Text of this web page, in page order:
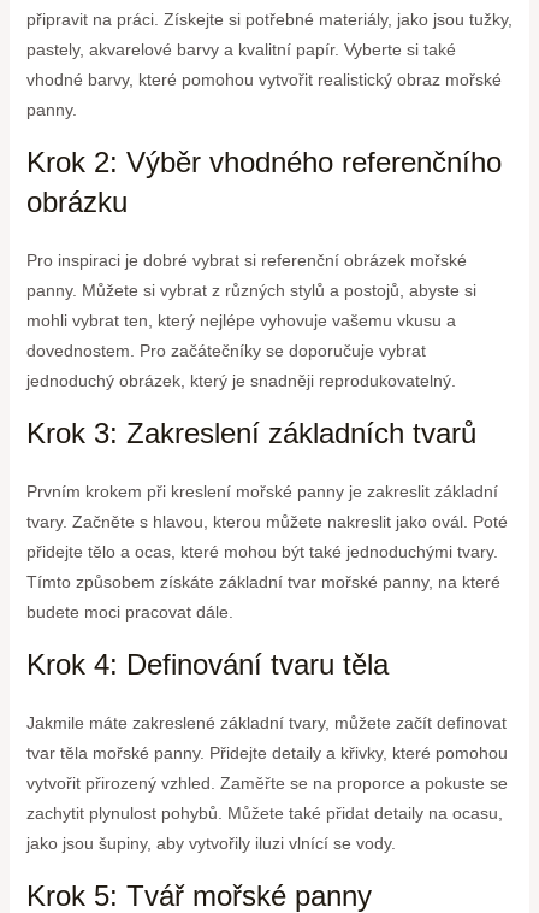
připravit na práci. Získejte si potřebné materiály, jako jsou tužky,
pastely, akvarelové barvy a kvalitní papír. Vyberte si také
vhodné barvy, které pomohou vytvořit realistický obraz mořské
panny.
Krok 2: Výběr vhodného referenčního
obrázku
Pro inspiraci je dobré vybrat si referenční obrázek mořské
panny. Můžete si vybrat z různých stylů a postojů, abyste si
mohli vybrat ten, který nejlépe vyhovuje vašemu vkusu a
dovednostem. Pro začátečníky se doporučuje vybrat
jednoduchý obrázek, který je snadněji reprodukovatelný.
Krok 3: Zakreslení základních tvarů
Prvním krokem při kreslení mořské panny je zakreslit základní
tvary. Začněte s hlavou, kterou můžete nakreslit jako ovál. Poté
přidejte tělo a ocas, které mohou být také jednoduchými tvary.
Tímto způsobem získáte základní tvar mořské panny, na které
budete moci pracovat dále.
Krok 4: Definování tvaru těla
Jakmile máte zakreslené základní tvary, můžete začít definovat
tvar těla mořské panny. Přidejte detaily a křivky, které pomohou
vytvořit přirozený vzhled. Zaměřte se na proporce a pokuste se
zachytit plynulost pohybů. Můžete také přidat detaily na ocasu,
jako jsou šupiny, aby vytvořily iluzi vlnící se vody.
Krok 5: Tvář mořské panny